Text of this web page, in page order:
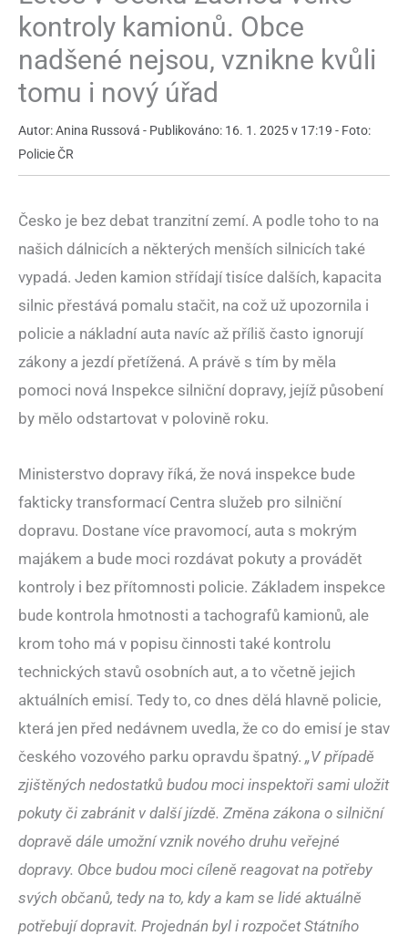
kontroly kamionů. Obce
nadšené nejsou, vznikne kvůli
tomu i nový úřad
Autor: Anina Russová - Publikováno: 16. 1. 2025 v 17:19 - Foto:
Policie ČR
Česko je bez debat tranzitní zemí. A podle toho to na
našich dálnicích a některých menších silnicích také
vypadá. Jeden kamion střídají tisíce dalších, kapacita
silnic přestává pomalu stačit, na což už upozornila i
policie a nákladní auta navíc až příliš často ignorují
zákony a jezdí přetížená. A právě s tím by měla
pomoci nová Inspekce silniční dopravy, jejíž působení
by mělo odstartovat v polovině roku.
Ministerstvo dopravy říká, že nová inspekce bude
fakticky transformací Centra služeb pro silniční
dopravu. Dostane více pravomocí, auta s mokrým
majákem a bude moci rozdávat pokuty a provádět
kontroly i bez přítomnosti policie. Základem inspekce
bude kontrola hmotnosti a tachografů kamionů, ale
krom toho má v popisu činnosti také kontrolu
technických stavů osobních aut, a to včetně jejich
aktuálních emisí. Tedy to, co dnes dělá hlavně policie,
která jen před nedávnem uvedla, že co do emisí je stav
českého vozového parku opravdu špatný. „V případě
zjištěných nedostatků budou moci inspektoři sami uložit
pokuty či zabránit v další jízdě. Změna zákona o silniční
dopravě dále umožní vznik nového druhu veřejné
dopravy. Obce budou moci cíleně reagovat na potřeby
svých občanů, tedy na to, kdy a kam se lidé aktuálně
potřebují dopravit. Projednán byl i rozpočet Státního